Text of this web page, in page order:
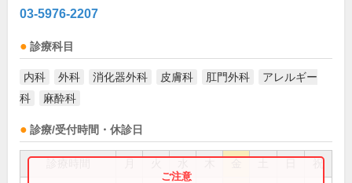
03-5976-2207
診療科目
内科 外科 消化器外科 皮膚科 肛門外科
アレルギー
科
麻酔科
診療/受付時間・休診日
祝